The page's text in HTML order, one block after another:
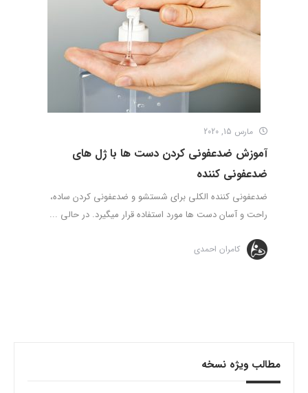
مارس 15, 2020
آموزش ضدعفونی کردن دست ها با ژل های
ضدعفونی کننده
ضدعفونی كننده الكلی برای شستشو و ضدعفونی کردن ساده،
راحت و آسان دست ها مورد استفاده قرار میگیرد. در حالی ...
کامران احمدی
مطالب ویژه نسخه